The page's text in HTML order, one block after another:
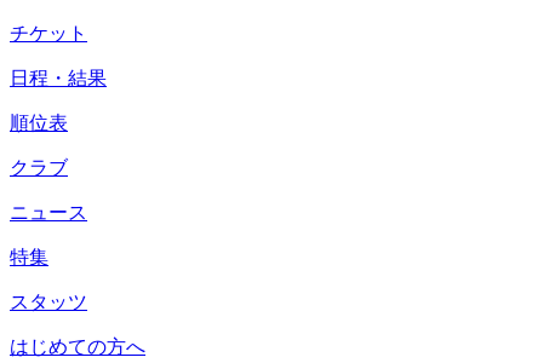
チケット
日程・結果
順位表
クラブ
ニュース
特集
スタッツ
はじめての方へ